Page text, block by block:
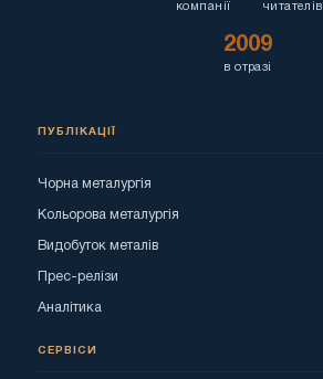
компанії читателів
2009
в отразі
ПУБЛІКАЦІЇ
Чорна металургія
Кольорова металургія
Видобуток металів
Прес-релізи
Аналітика
СЕРВІСИ